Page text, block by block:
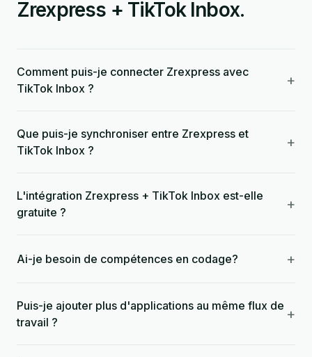
Zrexpress + TikTok Inbox.
Comment puis-je connecter Zrexpress avec
TikTok Inbox ?
+
Que puis-je synchroniser entre Zrexpress et
TikTok Inbox ?
+
L'intégration Zrexpress + TikTok Inbox est-elle
gratuite ?
+
Ai-je besoin de compétences en codage? +
Puis-je ajouter plus d'applications au même flux de
travail ?
+